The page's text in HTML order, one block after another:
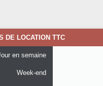
DE LOCATION TTC
en semaine
Week-end